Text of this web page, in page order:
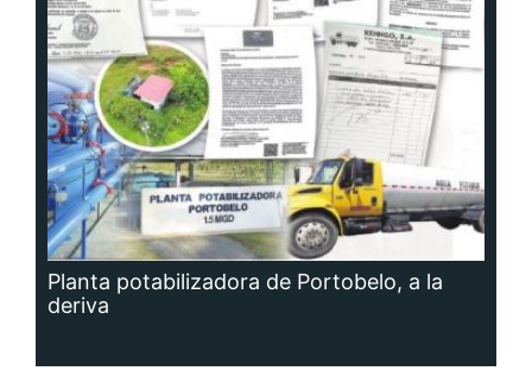
Planta potabilizadora de Portobelo, a la
deriva